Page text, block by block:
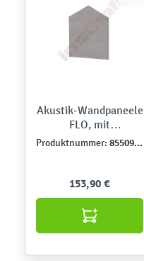
Akustik-Wandpaneele
FLO, mit
Bahamabezug, C
Produktnummer: 855091-1
153,90 €